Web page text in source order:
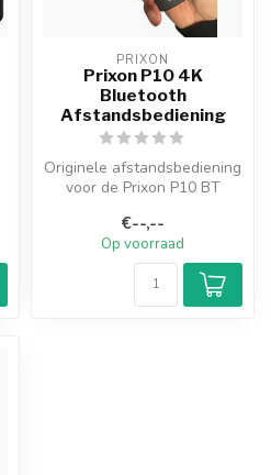
PRIXON
Prixon P10 4K
Bluetooth
Afstandsbediening
Originele afstandsbediening
voor de Prixon P10 BT
€--,--
Op voorraad